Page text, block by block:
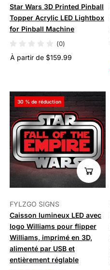
Star Wars 3D Printed Pinball
Topper Acrylic LED Lightbox
for Pinball Machine
(0)
À partir de $159.99
30 % de réduction
FYLZGO SIGNS
Caisson lumineux LED avec
logo Williams pour flipper
Williams, imprimé en 3D,
alimenté par USB et
entièrement réglable